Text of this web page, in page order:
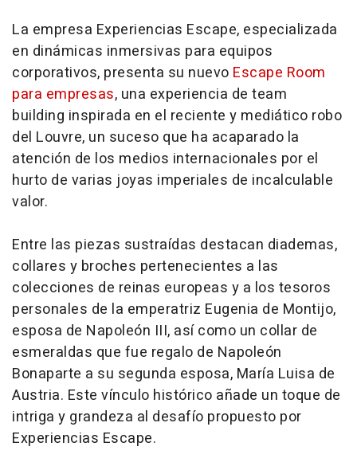
La empresa Experiencias Escape, especializada
en dinámicas inmersivas para equipos
corporativos, presenta su nuevo Escape Room
para empresas, una experiencia de team
building inspirada en el reciente y mediático robo
del Louvre, un suceso que ha acaparado la
atención de los medios internacionales por el
hurto de varias joyas imperiales de incalculable
valor.
Entre las piezas sustraídas destacan diademas,
collares y broches pertenecientes a las
colecciones de reinas europeas y a los tesoros
personales de la emperatriz Eugenia de Montijo,
esposa de Napoleón III, así como un collar de
esmeraldas que fue regalo de Napoleón
Bonaparte a su segunda esposa, María Luisa de
Austria. Este vínculo histórico añade un toque de
intriga y grandeza al desafío propuesto por
Experiencias Escape.